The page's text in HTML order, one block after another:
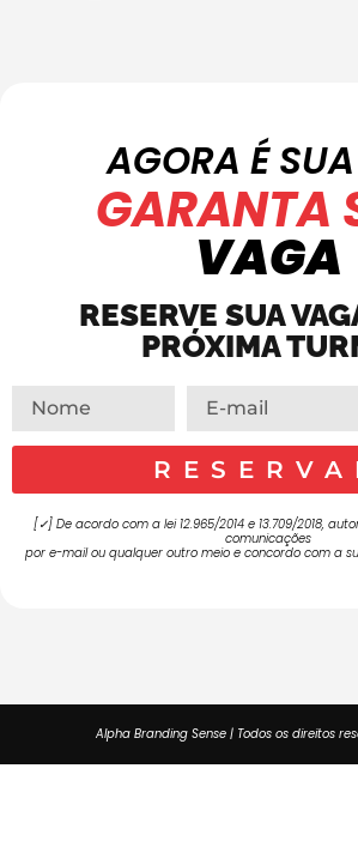
AGORA É
GARANTA
VAGA
RESERVE SUA
PRÓXIMA
[✓] De acordo com a lei 12.965/2014 e 13.709/2018,
comunicações
por e-mail ou qualquer outro meio e concordo com a
Alpha Branding Sense | Todos os direitos